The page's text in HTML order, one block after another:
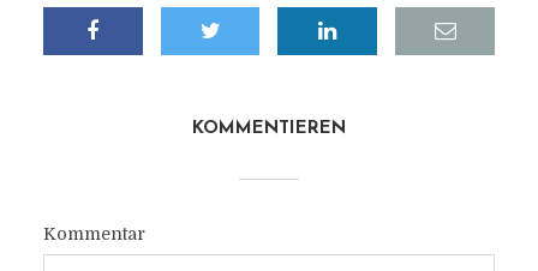
KOMMENTIEREN
Kommentar